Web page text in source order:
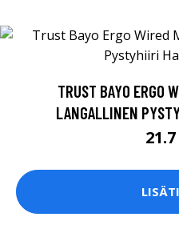
TRUST BAYO ERGO
LANGALLINEN